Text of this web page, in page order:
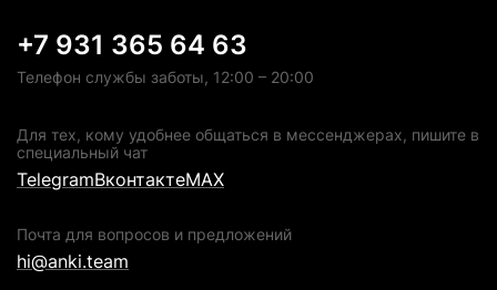
+7 931 365 64 63
Телефон службы заботы, 12:00 – 20:00
Для тех, кому удобнее общаться в мессенджерах, пишите в
специальный чат
TelegramВконтактеMAX
Почта для вопросов и предложений
hi@anki.team